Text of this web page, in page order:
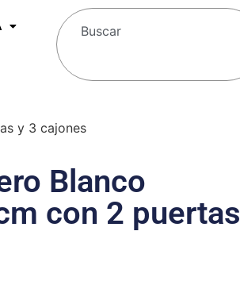
y 3 cajones
Blanco
con 2 puertas